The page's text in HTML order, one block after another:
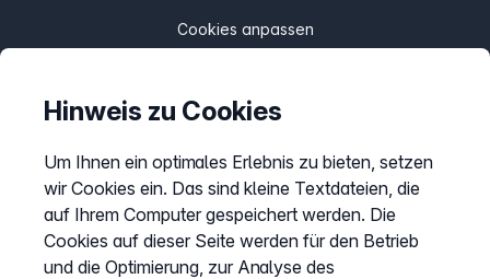
Cookies anpassen
Service
Hilfecenter
Webinare
Wissen & Ratgeber
Bandbreitengarantie
Hinweis zu Cookies
Um Ihnen ein optimales Erlebnis zu bieten, setzen
wir Cookies ein. Das sind kleine Textdateien, die
auf Ihrem Computer gespeichert werden. Die
Cookies auf dieser Seite werden für den Betrieb
und die Optimierung, zur Analyse des